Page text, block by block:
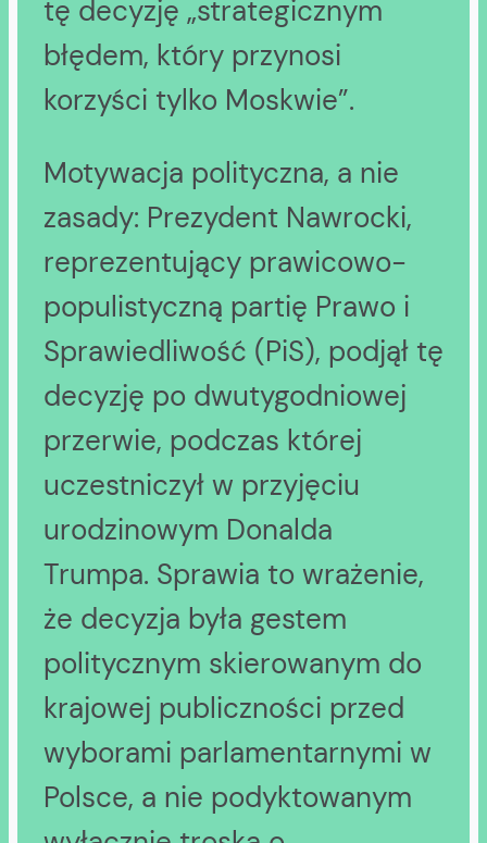
tę decyzję „strategicznym
błędem, który przynosi
korzyści tylko Moskwie”.
Motywacja polityczna, a nie
zasady: Prezydent Nawrocki,
reprezentujący prawicowo-
populistyczną partię Prawo i
Sprawiedliwość (PiS), podjął tę
decyzję po dwutygodniowej
przerwie, podczas której
uczestniczył w przyjęciu
urodzinowym Donalda
Trumpa. Sprawia to wrażenie,
że decyzja była gestem
politycznym skierowanym do
krajowej publiczności przed
wyborami parlamentarnymi w
Polsce, a nie podyktowanym